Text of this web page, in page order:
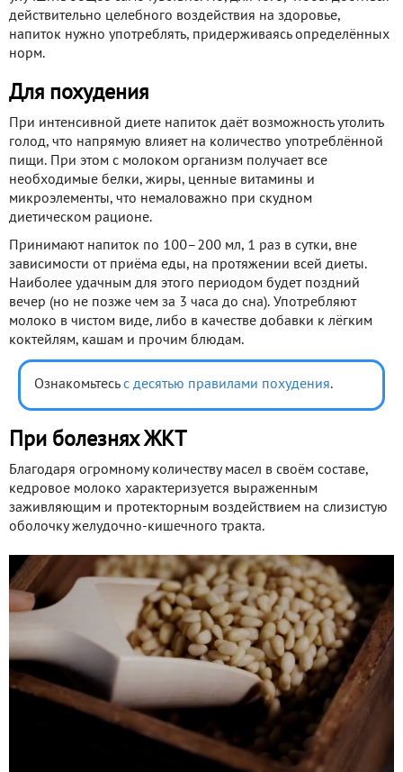
действительно целебного воздействия на здоровье,
напиток нужно употреблять, придерживаясь определённых
норм.
Для похудения
При интенсивной диете напиток даёт возможность утолить
голод, что напрямую влияет на количество употреблённой
пищи. При этом с молоком организм получает все
необходимые белки, жиры, ценные витамины и
микроэлементы, что немаловажно при скудном
диетическом рационе.
Принимают напиток по 100–200 мл, 1 раз в сутки, вне
зависимости от приёма еды, на протяжении всей диеты.
Наиболее удачным для этого периодом будет поздний
вечер (но не позже чем за 3 часа до сна). Употребляют
молоко в чистом виде, либо в качестве добавки к лёгким
коктейлям, кашам и прочим блюдам.
Ознакомьтесь с десятью правилами похудения.
При болезнях ЖКТ
Благодаря огромному количеству масел в своём составе,
кедровое молоко характеризуется выраженным
заживляющим и протекторным воздействием на слизистую
оболочку желудочно-кишечного тракта.